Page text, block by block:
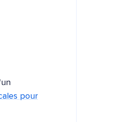
pour